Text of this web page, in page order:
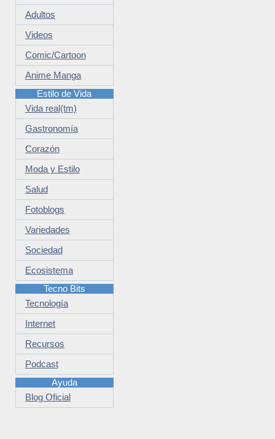
Adultos
Videos
Comic/Cartoon
Anime Manga
Estilo de Vida
Vida real(tm)
Gastronomía
Corazón
Moda y Estilo
Salud
Fotoblogs
Variedades
Sociedad
Ecosistema
Tecno Bits
Tecnología
Internet
Recursos
Podcast
Ayuda
Blog Oficial